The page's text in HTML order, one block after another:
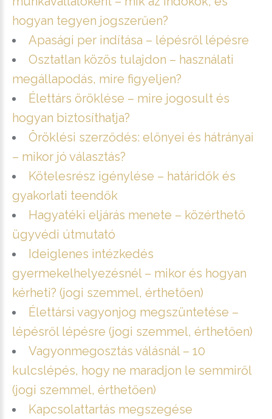
hogyan tegyen jogszerűen?
Apasági per indítása – lépésről lépésre
Osztatlan közös tulajdon – használati
megállapodás, mire figyeljen?
Élettárs öröklése – mire jogosult és
hogyan biztosíthatja?
Öröklési szerződés: előnyei és hátrányai
– mikor jó választás?
Kötelesrész igénylése – határidők és
gyakorlati teendők
Hagyatéki eljárás menete – közérthető
ügyvédi útmutató
Ideiglenes intézkedés
gyermekelhelyezésnél – mikor és hogyan
kérheti? (jogi szemmel, érthetően)
Élettársi vagyonjog megszüntetése –
lépésről lépésre (jogi szemmel, érthetően)
Vagyonmegosztás válásnál – 10
kulcslépés, hogy ne maradjon le semmiről
(jogi szemmel, érthetően)
Kapcsolattartás megszegése